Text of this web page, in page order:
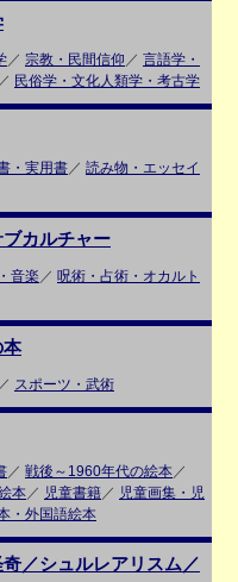
／ 宗教・民間信仰 ／ 言語学・
／ 民俗学・文化人類学・考古学
・実用書／ 読み物・エッセイ
カルチャー
音楽 ／ 呪術・占術・オカルト
本
／ スポーツ・武術
／ 戦後～1960年代の絵本／
本／ 児童書籍／ 児童画集・児
・外国語絵本
／シュルレアリスム／